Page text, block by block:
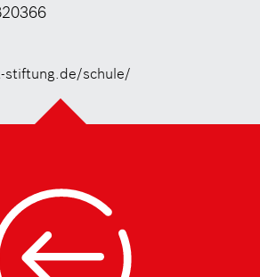
stiftung.de/schule/